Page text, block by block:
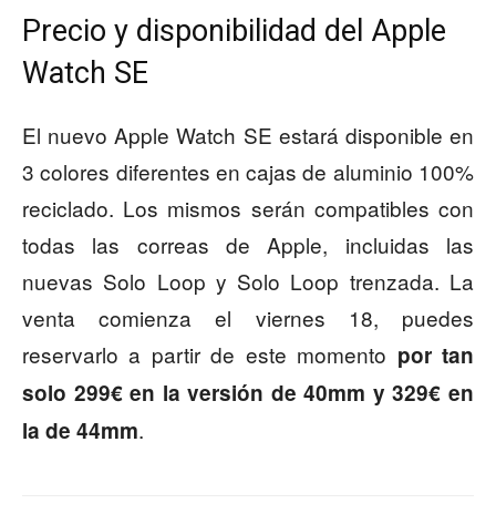
Precio y disponibilidad del Apple
Watch SE
El nuevo Apple Watch SE estará disponible en
3 colores diferentes en cajas de aluminio 100%
reciclado. Los mismos serán compatibles con
todas las correas de Apple, incluidas las
nuevas Solo Loop y Solo Loop trenzada. La
venta comienza el viernes 18, puedes
reservarlo a partir de este momento por tan
solo 299€ en la versión de 40mm y 329€ en
la de 44mm.